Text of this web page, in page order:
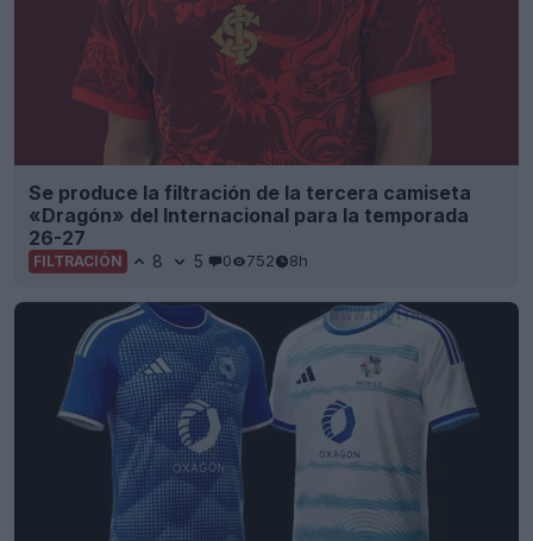
Se produce la filtración de la tercera camiseta
«Dragón» del Internacional para la temporada
26-27
FILTRACIÓN 8 5 0 752 8h